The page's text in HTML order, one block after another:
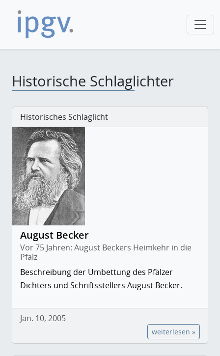
Historische Schlaglichter
Historisches Schlaglicht
August Becker
Vor 75 Jahren: August Beckers Heimkehr in die
Pfalz
Beschreibung der Umbettung des Pfälzer
Dichters und Schriftsstellers August Becker.
Jan. 10, 2005
weiterlesen »